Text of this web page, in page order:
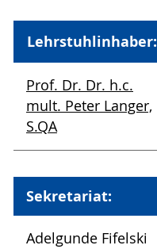
Lehrstuhlinhaber:
Prof. Dr. Dr. h.c.
mult. Peter Langer,
S.QA
Sekretariat:
Adelgunde Fifelski